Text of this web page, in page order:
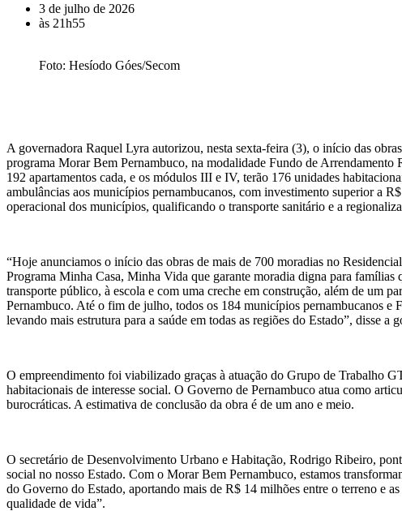
3 de julho de 2026
às 21h55
Foto: Hesíodo Góes/Secom
A governadora Raquel Lyra autorizou, nesta sexta-feira (3), o início das
programa Morar Bem Pernambuco, na modalidade Fundo de
192 apartamentos cada, e os módulos III e IV, terão 176 unidades
ambulâncias aos municípios pernambucanos, com investimento superior a
operacional dos municípios, qualificando o transporte sanitário e a
“Hoje anunciamos o início das obras de mais de 700 moradias no
Programa Minha Casa, Minha Vida que garante moradia digna para famílias
transporte público, à escola e com uma creche em construção, além de um
Pernambuco. Até o fim de julho, todos os 184 municípios pernambucanos e
levando mais estrutura para a saúde em todas as regiões do Estado”, disse a
O empreendimento foi viabilizado graças à atuação do Grupo de Trabalho
habitacionais de interesse social. O Governo de Pernambuco atua como
burocráticas. A estimativa de conclusão da obra é de um ano e meio.
O secretário de Desenvolvimento Urbano e Habitação, Rodrigo Ribeiro,
social no nosso Estado. Com o Morar Bem Pernambuco, estamos
do Governo do Estado, aportando mais de R$ 14 milhões entre o terreno e
qualidade de vida”.